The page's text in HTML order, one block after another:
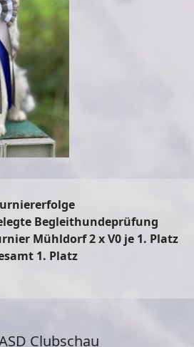
Begleithundeprüfung
Mühldorf 2 x V0 je 1. Platz
1. Platz
Clubschau